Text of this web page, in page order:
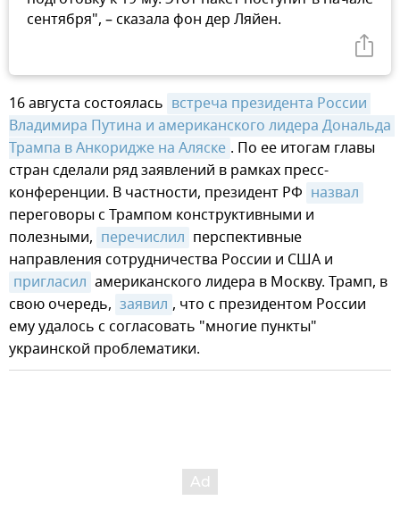
сентября", – сказала фон дер Ляйен.
16 августа состоялась встреча президента России
Владимира Путина и американского лидера Дональда
Трампа в Анкоридже на Аляске . По ее итогам главы
стран сделали ряд заявлений в рамках пресс-
конференции. В частности, президент РФ назвал
переговоры с Трампом конструктивными и
полезными, перечислил перспективные
направления сотрудничества России и США и
пригласил американского лидера в Москву. Трамп, в
свою очередь, заявил , что с президентом России
ему удалось с согласовать "многие пункты"
украинской проблематики.